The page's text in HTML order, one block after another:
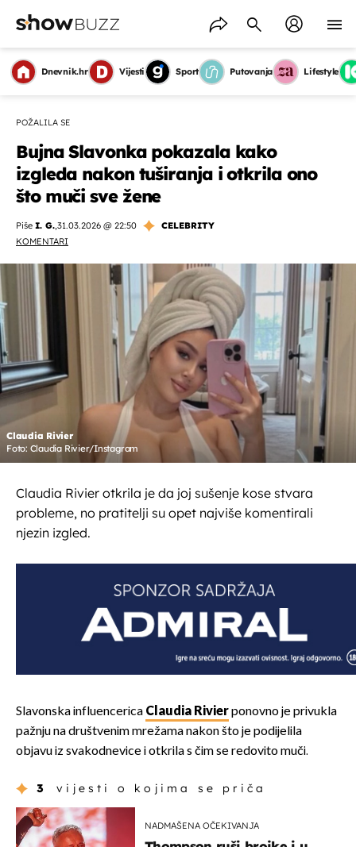
Dnevnik.hr Vijesti Sport Putovanja Lifestyle
POŽALILA SE
Bujna Slavonka pokazala kako
izgleda nakon tuširanja i otkrila ono
što muči sve žene
Piše I. G.,31.03.2026 @ 22:50
CELEBRITY
KOMENTARI
Claudia Rivier
Foto: Claudia Rivier/Instagram
Claudia Rivier otkrila je da joj sušenje kose stvara
probleme, no pratitelji su opet najviše komentirali
njezin izgled.
Slavonska influencerica Claudia Rivierponovno je privukla
pažnju na društvenim mrežama nakon što je podijelila
objavu iz svakodnevice i otkrila s čim se redovito muči.
3 vijesti o kojima se priča
NADMAŠENA OČEKIVANJA
OMOGUĆI OBAVIJESTI